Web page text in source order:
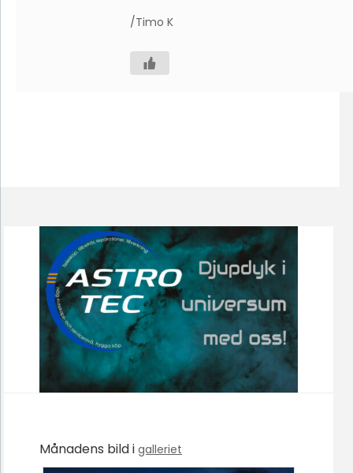
/Timo K
Månadens bild i galleriet